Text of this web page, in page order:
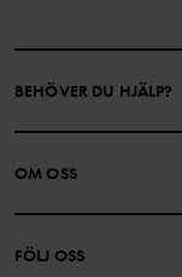
BEHÖVER DU HJÄLP?
KONTAKTA OSS
INTEGRITETSPOLICY
OM OSS
FÖLJ OSS